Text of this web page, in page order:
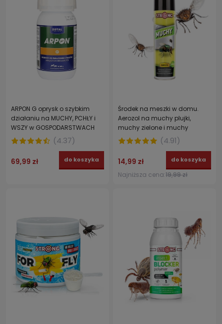
ARPON G oprysk o szybkim
działaniu na MUCHY, PCHŁY i
WSZY w GOSPODARSTWACH
ROLNYCH 250 ml
(4.37)
69,99 zł do koszyka
Środek na meszki w domu.
Aerozol na muchy plujki,
muchy zielone i muchy
domowe STRONG 300 ml
(4.91)
14,99 zł
Najniższa cena:19,99 zł
do koszyka